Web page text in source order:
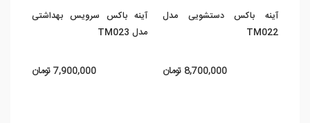
آینه باکس دستشویی مدل
TM022
8,700,000 تومان
آینه باکس سرویس بهداشتی
مدل TM023
7,900,000 تومان